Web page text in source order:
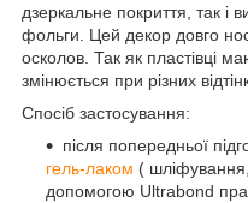
дзеркальне покриття, так і
фольги. Цей декор довго
осколов. Так як пластівці
змінюється при різних
Спосіб застосування:
після попередньої
гель-лаком (
допомогою Ultrabond